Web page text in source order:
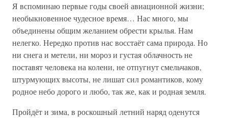
Я вспоминаю первые годы своей авиационной жизни;
необыкновенное чудесное время… Нас много, мы
объединены общим желанием обрести крылья. Нам
нелегко. Нередко против нас восстаёт сама природа. Но
ни снега и метели, ни мороз и густая облачность не
поставят человека на колени, не отпугнут смельчаков,
штурмующих высоты, не лишат сил романтиков, кому
родное небо дорого и любо, так же, как и родная земля.
Пройдёт и зима, в роскошный летний наряд оденутся